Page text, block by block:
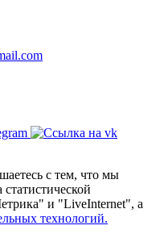
с тем, что мы
статистической
и "LiveInternet", а
технологий.